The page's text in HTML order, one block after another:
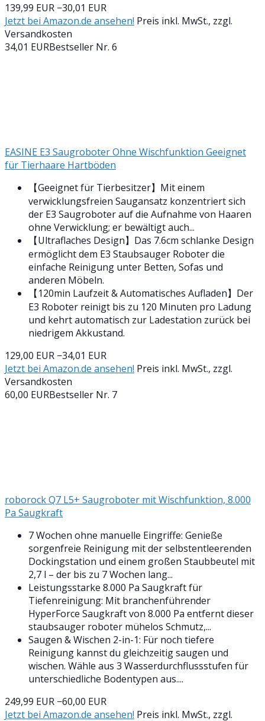
139,99 EUR −30,01 EUR
Jetzt bei Amazon.de ansehen! Preis inkl. MwSt., zzgl.
Versandkosten
34,01 EURBestseller Nr. 6
EASINE E3 Saugroboter Ohne Wischfunktion Geeignet
für Tierhaare Hartböden
【Geeignet für Tierbesitzer】Mit einem
verwicklungsfreien Saugansatz konzentriert sich
der E3 Saugroboter auf die Aufnahme von Haaren
ohne Verwicklung; er bewältigt auch...
【Ultraflaches Design】Das 7.6cm schlanke Design
ermöglicht dem E3 Staubsauger Roboter die
einfache Reinigung unter Betten, Sofas und
anderen Möbeln.
【120min Laufzeit & Automatisches Aufladen】Der
E3 Roboter reinigt bis zu 120 Minuten pro Ladung
und kehrt automatisch zur Ladestation zurück bei
niedrigem Akkustand.
129,00 EUR −34,01 EUR
Jetzt bei Amazon.de ansehen! Preis inkl. MwSt., zzgl.
Versandkosten
60,00 EURBestseller Nr. 7
roborock Q7 L5+ Saugroboter mit Wischfunktion, 8.000
Pa Saugkraft
7 Wochen ohne manuelle Eingriffe: Genieße
sorgenfreie Reinigung mit der selbstentleerenden
Dockingstation und einem großen Staubbeutel mit
2,7 l – der bis zu 7 Wochen lang...
Leistungsstarke 8.000 Pa Saugkraft für
Tiefenreinigung: Mit branchenführender
HyperForce Saugkraft von 8.000 Pa entfernt dieser
staubsauger roboter mühelos Schmutz,...
Saugen & Wischen 2-in-1: Für noch tiefere
Reinigung kannst du gleichzeitig saugen und
wischen. Wähle aus 3 Wasserdurchflussstufen für
unterschiedliche Bodentypen aus....
249,99 EUR −60,00 EUR
Jetzt bei Amazon.de ansehen! Preis inkl. MwSt., zzgl.